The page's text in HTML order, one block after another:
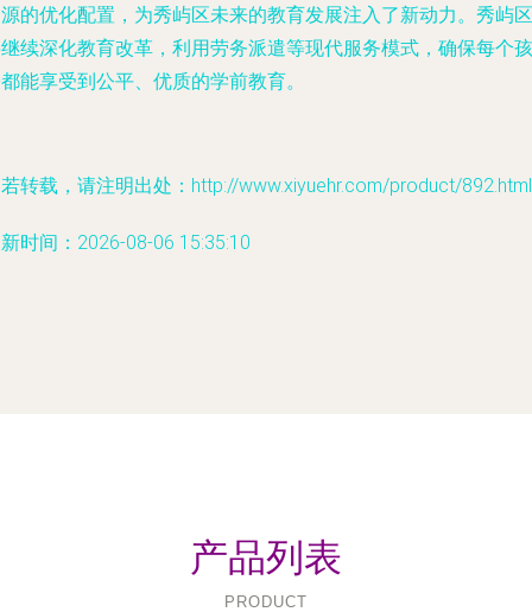
的优化配置，为秀屿区未来的教育发展注入了新动力。秀屿区
续深化教育改革，利用劳务派遣等现代服务模式，确保每个孩
能享受到公平、优质的学前教育。
转载，请注明出处：http://www.xiyuehr.com/product/892.html
时间：2026-08-06 15:35:10
产品列表
PRODUCT